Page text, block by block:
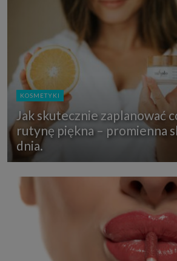
KOSMETYKI
Jak skutecznie zaplanować
rutynę piękna – promienna
dnia.